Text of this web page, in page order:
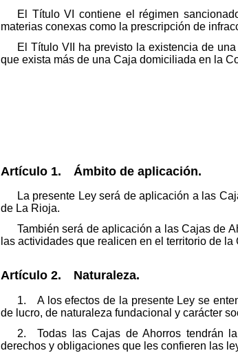
El Título VI contiene el régimen
materias conexas como la prescripción de
El Título VII ha previsto la existencia de
que exista más de una Caja domiciliada en la
Artículo 1. Ámbito de aplicación.
La presente Ley será de aplicación a las
de La Rioja.
También será de aplicación a las Cajas de
las actividades que realicen en el territorio de
Artículo 2. Naturaleza.
1. A los efectos de la presente Ley se
de lucro, de naturaleza fundacional y carácter
2. Todas las Cajas de Ahorros tendrán
derechos y obligaciones que les confieren las